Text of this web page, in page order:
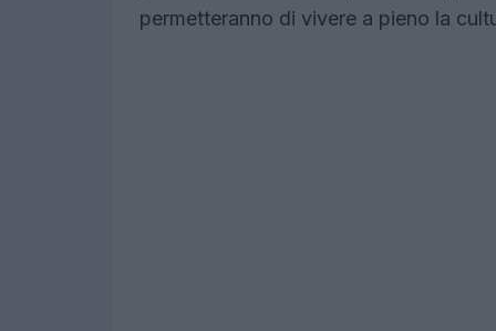
permetteranno di vivere a pieno la